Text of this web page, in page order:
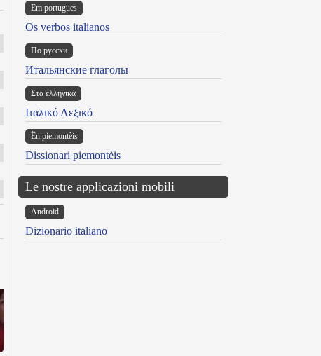
Em portugues
Os verbos italianos
По русски
Итальянские глаголы
Στα ελληνικά
Ιταλικό Λεξικό
Ën piemontèis
Dissionari piemontèis
Le nostre applicazioni mobili
Android
Dizionario italiano